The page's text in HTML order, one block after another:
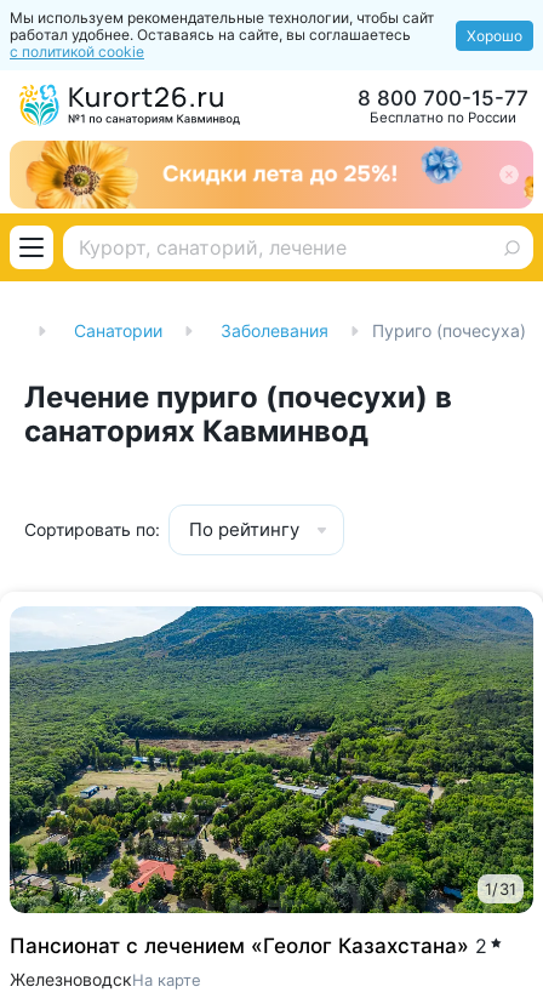
Мы используем рекомендательные технологии, чтобы сайт
работал удобнее. Оставаясь на сайте, вы соглашаетесь
с политикой cookie
Хорошо
Бесплатно по России
8 800 700-15-77
Санатории Заболевания Пуриго (почесуха)
Лечение пуриго (почесухи) в
санаториях Кавминвод
Сортировать по: По рейтингу
1/31
Пансионат с лечением «Геолог Казахстана» 2
ЖелезноводскНа карте